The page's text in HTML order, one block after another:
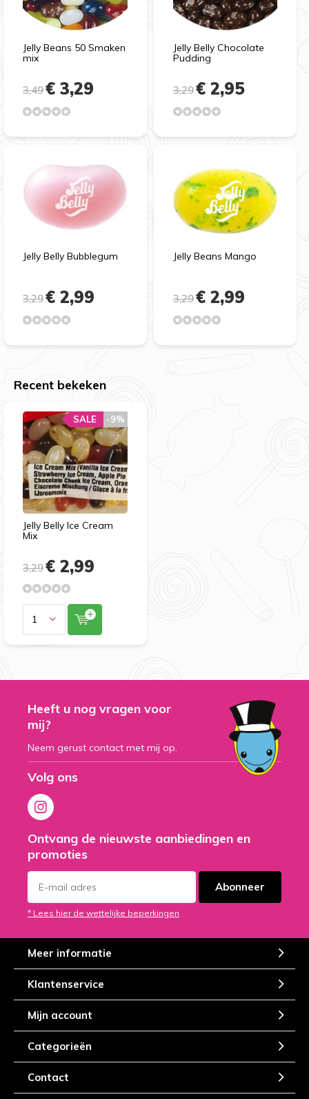
Jelly Beans 50 Smaken
mix
3,49€ 3,29
Jelly Belly Chocolate
Pudding
3,29€ 2,95
Jelly Belly Bubblegum
3,29€ 2,99
Jelly Beans Mango
3,29€ 2,99
Recent bekeken
Jelly Belly Ice Cream
Mix
-9%
SALE
3,29€ 2,99
Heeft u nog vragen voor
mij?
Neem gerust contact met mij op.
Volg ons
Ontvang de nieuwste aanbiedingen en
promoties
Abonneer
* Lees hier de wettelijke beperkingen
Meer informatie
Klantenservice
Mijn account
Categorieën
Contact